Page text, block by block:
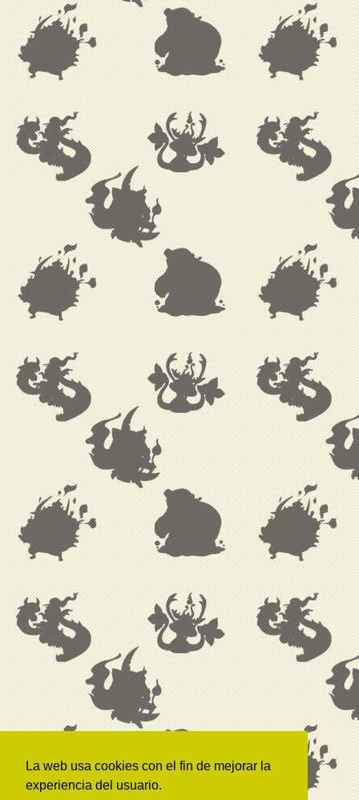
La web usa cookies con el fin de mejorar la
experiencia del usuario.